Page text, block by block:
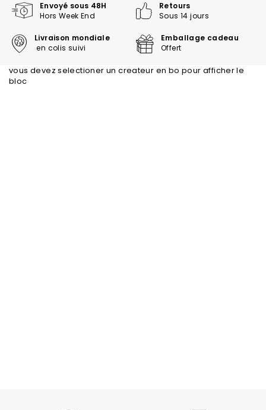
Envoyé sous 48H
Hors Week End
Retours
Sous 14 jours
Livraison mondiale
en colis suivi
Emballage cadeau
Offert
vous devez selectioner un createur en bo pour afficher le
bloc